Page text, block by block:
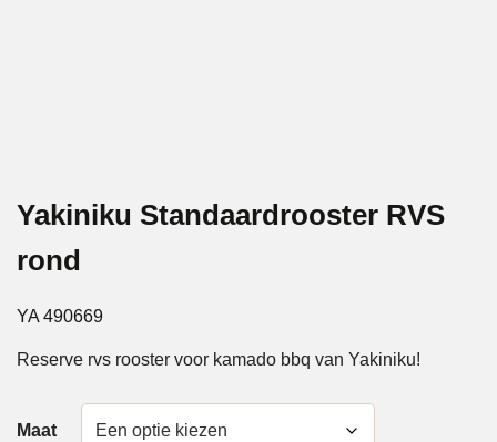
Yakiniku Standaardrooster RVS
rond
YA 490669
Reserve rvs rooster voor kamado bbq van Yakiniku!
Maat